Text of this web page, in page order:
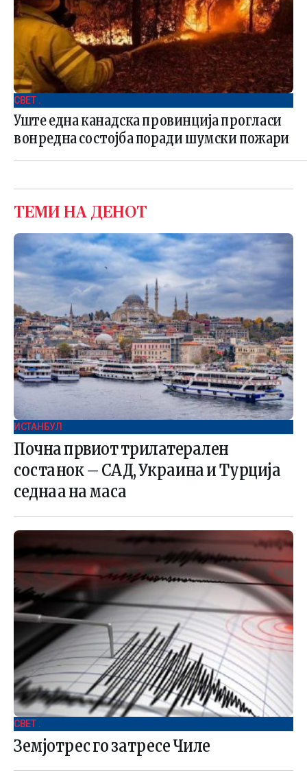
СВЕТ .
Уште една канадска провинција прогласи
вонредна состојба поради шумски пожари
ТЕМИ НА ДЕНОТ
ИСТАНБУЛ
Почна првиот трилатерален
состанок – САД, Украина и Турција
седнаа на маса
СВЕТ .
Земјотрес го затресе Чиле